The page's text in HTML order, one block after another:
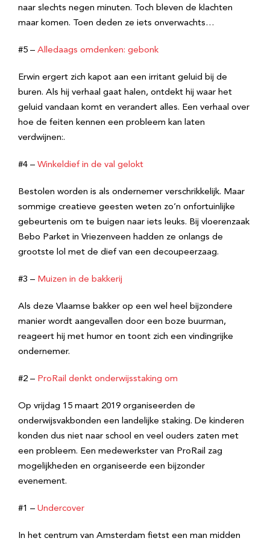
naar slechts negen minuten. Toch bleven de klachten
maar komen. Toen deden ze iets onverwachts…
#5 – Alledaags omdenken: gebonk
Erwin ergert zich kapot aan een irritant geluid bij de
buren. Als hij verhaal gaat halen, ontdekt hij waar het
geluid vandaan komt en verandert alles. Een verhaal over
hoe de feiten kennen een probleem kan laten
verdwijnen:.
#4 – Winkeldief in de val gelokt
Bestolen worden is als ondernemer verschrikkelijk. Maar
sommige creatieve geesten weten zo’n onfortuinlijke
gebeurtenis om te buigen naar iets leuks. Bij vloerenzaak
Bebo Parket in Vriezenveen hadden ze onlangs de
grootste lol met de dief van een decoupeerzaag.
#3 – Muizen in de bakkerij
Als deze Vlaamse bakker op een wel heel bijzondere
manier wordt aangevallen door een boze buurman,
reageert hij met humor en toont zich een vindingrijke
ondernemer.
#2 – ProRail denkt onderwijsstaking om
Op vrijdag 15 maart 2019 organiseerden de
onderwijsvakbonden een landelijke staking. De kinderen
konden dus niet naar school en veel ouders zaten met
een probleem. Een medewerkster van ProRail zag
mogelijkheden en organiseerde een bijzonder
evenement.
#1 – Undercover
In het centrum van Amsterdam fietst een man midden